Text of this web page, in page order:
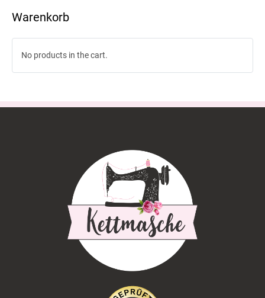
Warenkorb
No products in the cart.